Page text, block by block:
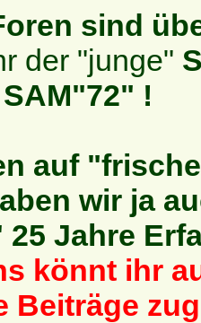
sind
der "junge"
SAM"72" !
auf
wir ja
Jahre
könnt ihr
Beiträge